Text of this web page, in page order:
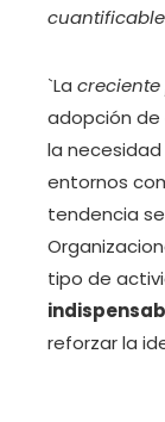
`La
adopción de
la
entornos
tendencia
tipo de
reforzar la